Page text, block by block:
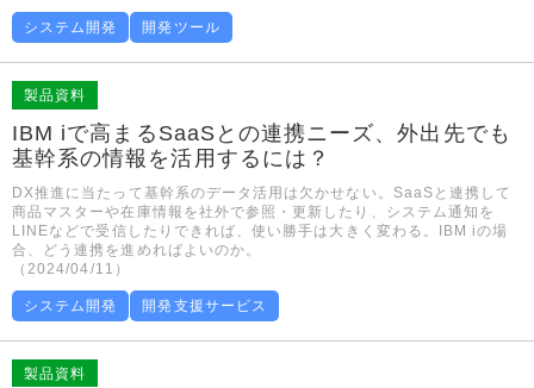
システム開発 開発ツール
製品資料
IBM iで高まるSaaSとの連携ニーズ、外出先でも
基幹系の情報を活用するには？
DX推進に当たって基幹系のデータ活用は欠かせない。SaaSと連携して
商品マスターや在庫情報を社外で参照・更新したり、システム通知を
LINEなどで受信したりできれば、使い勝手は大きく変わる。IBM iの場
合、どう連携を進めればよいのか。
（2024/04/11）
システム開発 開発支援サービス
製品資料